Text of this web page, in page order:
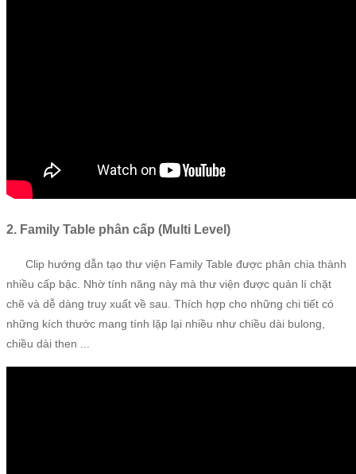
2. Family Table phân cấp (Multi Level)
Clip hướng dẫn tạo thư viện Family Table được phân chia thành
nhiều cấp bậc. Nhờ tính năng này mà thư viện được quản lí chặt
chẽ và dễ dàng truy xuất về sau. Thích hợp cho những chi tiết có
những kích thước mang tính lặp lại nhiều như chiều dài bulong,
chiều dài then ...